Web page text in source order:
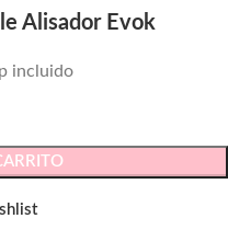
Alisador Evok
incluido